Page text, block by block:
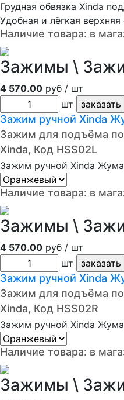
Грудная обвязка Xinda
Удобная и лёгкая
Наличие товара: в
Зажимы \
4 570.00 руб / шт
шт
Зажим ручной Xinda
Зажим для подъёма
Xinda, Код HSS02L
Зажим ручной Xinda
Наличие товара: в
Зажимы \
4 570.00 руб / шт
шт
Зажим ручной Xinda
Зажим для подъёма
Xinda, Код HSS02R
Зажим ручной Xinda
Наличие товара: в
Зажимы \